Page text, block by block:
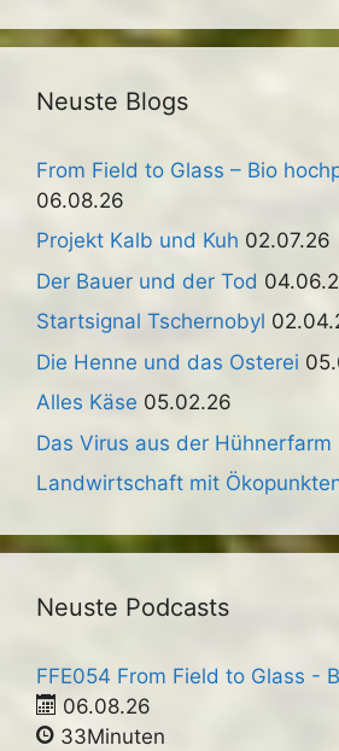
Neuste Blogs
From Field to Glass – Bio
06.08.26
Projekt Kalb und Kuh 02.07.26
Der Bauer und der Tod
Startsignal Tschernobyl
Die Henne und das Osterei
Alles Käse 05.02.26
Das Virus aus der Hühnerfarm
Landwirtschaft mit
Neuste Podcasts
FFE054 From Field to Glass -
06.08.26
33Minuten